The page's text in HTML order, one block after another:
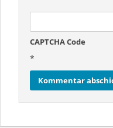
CAPTCHA Code
*